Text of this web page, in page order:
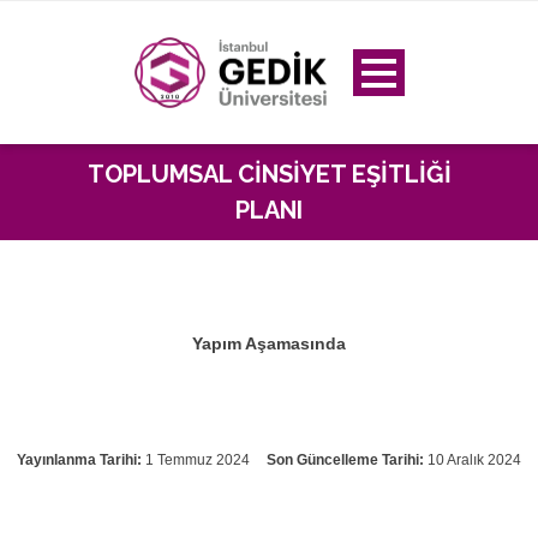
TOPLUMSAL CINSIYET EŞITLIĞI
PLANI
Yapım Aşamasında
Yayınlanma Tarihi: 1 Temmuz 2024 Son Güncelleme Tarihi: 10 Aralık 2024